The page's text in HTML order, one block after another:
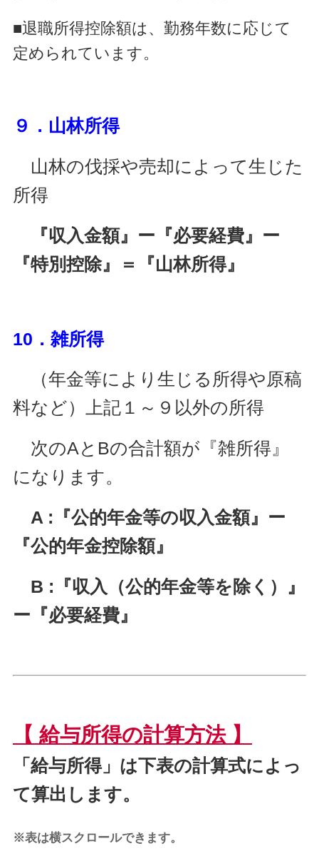
■退職所得控除額は、勤務年数に応じて
定められています。
９．山林所得
山林の伐採や売却によって生じた
所得
『収入金額』ー『必要経費』ー
『特別控除』＝『山林所得』
10．雑所得
（年金等により生じる所得や原稿
料など）上記１～９以外の所得
次のAとBの合計額が『雑所得』
になります。
A :『公的年金等の収入金額』ー
『公的年金控除額』
B :『収入（公的年金等を除く）』
ー『必要経費』
【 給与所得の計算方法 】
「給与所得」は下表の計算式によっ
て算出します。
※表は横スクロールできます。